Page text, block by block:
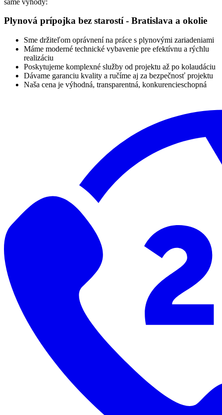
Plynová prípojka bez starostí - Bratislava a okolie
Sme držiteľom oprávnení na práce s plynovými zariadeniami
Máme moderné technické vybavenie pre efektívnu a rýchlu
realizáciu
Poskytujeme komplexné služby od projektu až po kolaudáciu
Dávame garanciu kvality a ručíme aj za bezpečnosť projektu
Naša cena je výhodná, transparentná, konkurencieschopná